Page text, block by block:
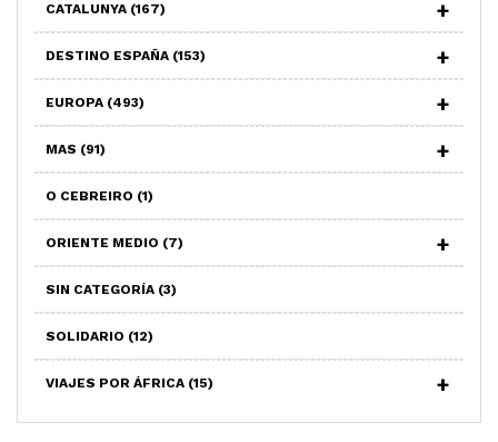
CATALUNYA (167)
DESTINO ESPAÑA (153)
EUROPA (493)
MAS (91)
O CEBREIRO (1)
ORIENTE MEDIO (7)
SIN CATEGORÍA (3)
SOLIDARIO (12)
VIAJES POR ÁFRICA (15)